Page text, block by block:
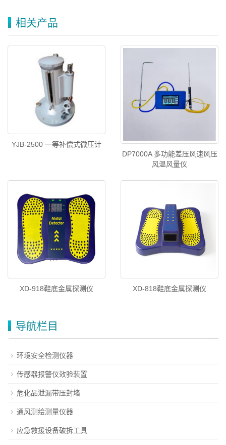
相关产品
YJB-2500 一等补偿式微压计
DP7000A 多功能差压风速风压
风温风量仪
XD-918鞋底金属探测仪 XD-818鞋底金属探测仪
导航栏目
环境安全检测仪器
传感器报警仪效验装置
危化品泄漏带压封堵
通风测绘测量仪器
应急救援设备破拆工具